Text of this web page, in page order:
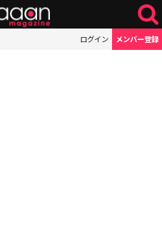
ログイン メンバー登録